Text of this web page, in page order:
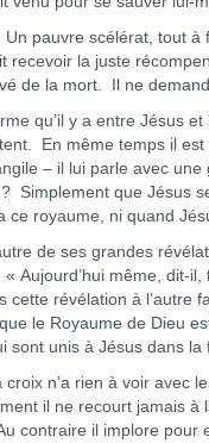
scélérat, tout à
recevoir la juste
de la mort. Il ne
y a entre Jésus et
En même temps il
– il lui parle avec
Simplement que Jésus
ce royaume, ni quand
de ses grandes
Aujourd’hui même, dit-
révélation à
le Royaume de Dieu
unis à Jésus dans la
n’a rien à voir avec
il ne recourt jamais
contraire il implore